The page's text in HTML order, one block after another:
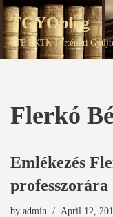
Skip
to
TGYOblog
PTE EKTK Történeti
Flerkó
Emlékezés
professzorára
by admin April 12,